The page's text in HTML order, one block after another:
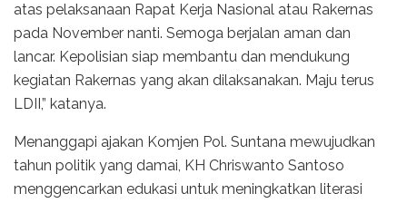
atas pelaksanaan Rapat Kerja Nasional atau Rakernas
pada November nanti. Semoga berjalan aman dan
lancar. Kepolisian siap membantu dan mendukung
kegiatan Rakernas yang akan dilaksanakan. Maju terus
LDII,” katanya.
Menanggapi ajakan Komjen Pol. Suntana mewujudkan
tahun politik yang damai, KH Chriswanto Santoso
menggencarkan edukasi untuk meningkatkan literasi